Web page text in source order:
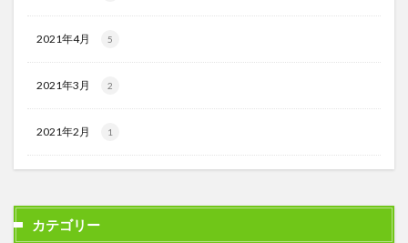
2021年4月 5
2021年3月 2
2021年2月 1
カテゴリー